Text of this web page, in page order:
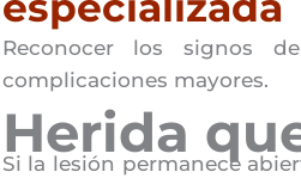
Reconocer los signos
complicaciones mayores.
Herida
Si la lesión permanece